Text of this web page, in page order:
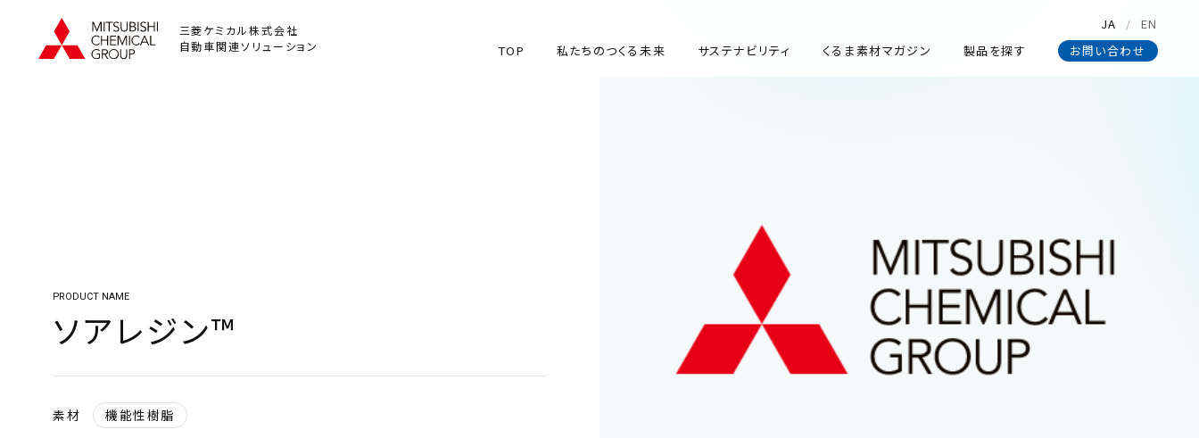
三菱ケミカル株式会社
自動車関連ソリューション
JA
EN
TOP
私たちのつくる未来 サステナビリティ くるま素材マガジン 製品を探す お問い合わせ
PRODUCT NAME
ソアレジン™
素材 機能性樹脂